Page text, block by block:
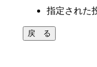
指定された